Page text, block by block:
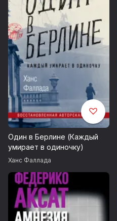
Один в Берлине (Каждый
умирает в одиночку)
Ханс Фаллада